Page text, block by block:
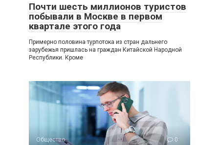
Почти шесть миллионов туристов
побывали в Москве в первом
квартале этого года
Примерно половина турпотока из стран дальнего
зарубежья пришлась на граждан Китайской Народной
Республики. Кроме
Общество 0